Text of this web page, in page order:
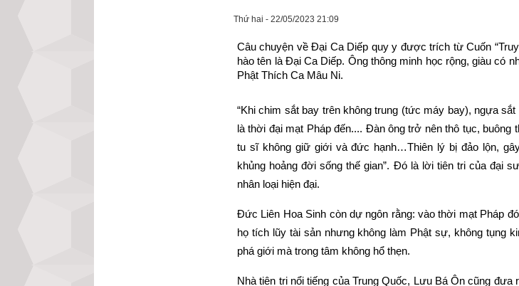
Thứ hai - 22/05/2023 21:09
Câu chuyện về Đại Ca Diếp quy y được trích từ Cuốn
hào tên là Đại Ca Diếp. Ông thông minh học rộng, giàu có
Phật Thích Ca Mâu Ni.
“Khi chim sắt bay trên không trung (tức máy bay), ngựa
là thời đại mạt Pháp đến.... Đàn ông trở nên thô tục,
tu sĩ không giữ giới và đức hạnh…Thiên lý bị đảo lộn,
khủng hoảng đời sống thế gian”. Đó là lời tiên tri của đại
nhân loại hiện đại.
Đức Liên Hoa Sinh còn dự ngôn rằng: vào thời mạt Pháp
họ tích lũy tài sản nhưng không làm Phật sự, không tụng
phá giới mà trong tâm không hổ thẹn.
Nhà tiên tri nổi tiếng của Trung Quốc, Lưu Bá Ôn cũng